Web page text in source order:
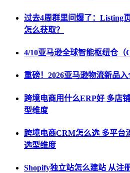
过去4周群里问爆了：Listing
怎么获取？
4/10亚马逊全球智能枢纽仓（
重磅！2026亚马逊物流新品
跨境电商用什么ERP好 多店
型维度
跨境电商CRM怎么选 多平台
选型维度
Shopify独立站怎么建站 从注